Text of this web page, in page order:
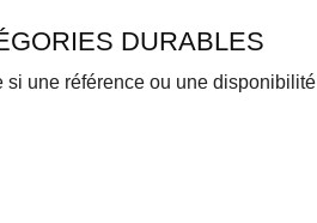
DURABLES
si une référence ou une